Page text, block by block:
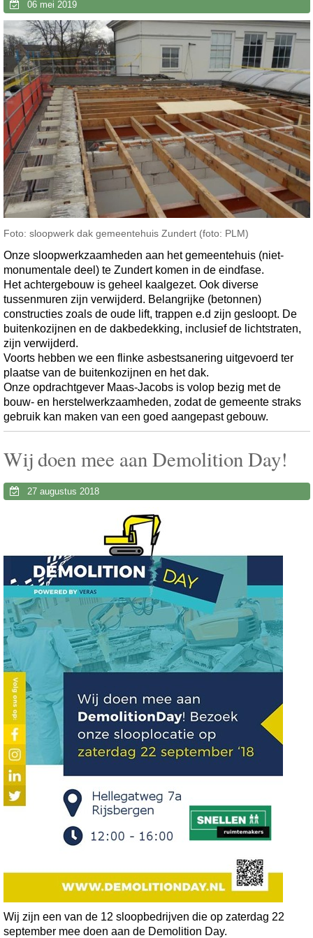
06 mei 2019
Foto: sloopwerk dak gemeentehuis Zundert (foto: PLM)
Onze sloopwerkzaamheden aan het gemeentehuis (niet-
monumentale deel) te Zundert komen in de eindfase.
Het achtergebouw is geheel kaalgezet. Ook diverse
tussenmuren zijn verwijderd. Belangrijke (betonnen)
constructies zoals de oude lift, trappen e.d zijn gesloopt. De
buitenkozijnen en de dakbedekking, inclusief de lichtstraten,
zijn verwijderd.
Voorts hebben we een flinke asbestsanering uitgevoerd ter
plaatse van de buitenkozijnen en het dak.
Onze opdrachtgever Maas-Jacobs is volop bezig met de
bouw- en herstelwerkzaamheden, zodat de gemeente straks
gebruik kan maken van een goed aangepast gebouw.
Wij doen mee aan Demolition Day!
27 augustus 2018
Wij zijn een van de 12 sloopbedrijven die op zaterdag 22
september mee doen aan de Demolition Day.